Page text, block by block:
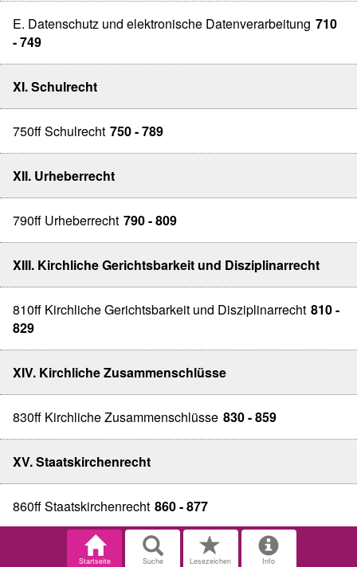
E. Datenschutz und elektronische Datenverarbeitung 710
- 749
XI. Schulrecht
750ff Schulrecht 750 - 789
XII. Urheberrecht
790ff Urheberrecht 790 - 809
XIII. Kirchliche Gerichtsbarkeit und Disziplinarrecht
810ff Kirchliche Gerichtsbarkeit und Disziplinarrecht 810 -
829
XIV. Kirchliche Zusammenschlüsse
830ff Kirchliche Zusammenschlüsse 830 - 859
XV. Staatskirchenrecht
860ff Staatskirchenrecht 860 - 877
Startseite Suche Lesezeichen Info